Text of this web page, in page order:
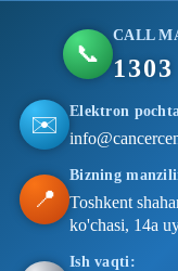
📞
CALL
1303
✉️ Elektron
📍
Bizning
Toshkent
ko'chasi, 14a
Ish vaqti: